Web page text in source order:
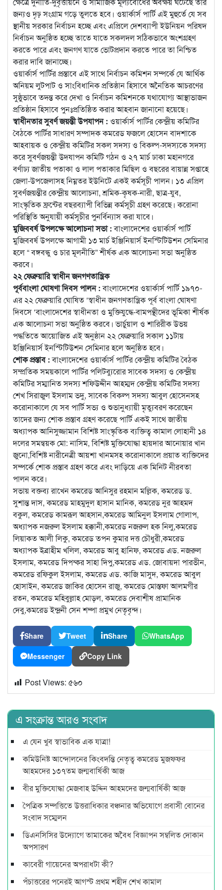
জন্যও দৃঢ় সংগ্রাম গড়ে তুলতে হবে। ওয়ার্কার্স পার্টি এই মুহুর্তে যে সব
স্থানীয় সরকার নির্বাচন হচ্ছে এবং এপ্রিলে দেশব্যাপী ইউনিয়ন পরিষদ
নির্বাচন অনুষ্ঠিত হচ্ছে তাতে যাতে সকলদল সঠিকভাবে অংশগ্রহণ
করতে পারে এবং জনগণ যাতে ভোটপ্রদান করতে পারে তা নিশ্চিত
করার দাবি জানাচ্ছে।
ওয়ার্কার্স পার্টির প্রস্তাবে এই সাথে নির্বাচন কমিশন সম্পর্কে যে আর্থিক
অনিয়ম লুটপাট ও সাংবিধানিক প্রতিষ্ঠান হিসাবে অনৈতিক আচরণের
সুষ্ঠুভাবে তদন্ত করে দেখা ও নির্বাচন কমিশনকে যথাযোগ্য আস্থাভাজন
প্রতিষ্ঠান হিসাবে পুনঃপ্রতিষ্ঠিত করার আহবান জানানো হয়েছে।
স্বাধীনতার সুবর্ণ জয়ন্তী উপযাপন : ওয়ার্কার্স পার্টির কেন্দ্রীয় কমিটির
বৈঠকে পার্টির সাধারণ সম্পাদক কমরেড ফজলে হোসেন বাদশাকে
আহবায়ক ও কেন্দ্রীয় কমিটির সকল সদস্য ও বিকল্প-সদস্যকে সদস্য
করে সুবর্ণজয়ন্তী উদযাপন কমিটি গঠন ও ২৭ মার্চ ঢাকা মহানগরে
বর্ণাঢ্য জাতীয় পতাকা ও লাল পতাকার মিছিল ও বছরের বায়ান্ন সপ্তাহে
জেলা-উপজেলাসহ নিম্নতর ইউনিটে একই কর্মসূচী পালন। ১৩ এপ্রিল
সুবর্ণজয়ন্তীর কেন্দ্রীয় আলোচনা, শ্রমিক-কৃষক-নারী, ছাত্র-যুব,
সাংস্কৃতিক ফ্রন্টের বছরব্যাপী বিভিন্ন কর্মসূচী গ্রহণ করেছে। করোনা
পরিস্থিতি অনুযায়ী কর্মসূচীর পুনর্বিন্যাস করা যাবে।
মুজিববর্ষ উপলক্ষে আলোচনা সভা :বাংলাদেশের ওয়ার্কার্স পার্টি
মুজিববর্ষ উপলক্ষে আগামী ১৩ মার্চ ইঞ্জিনিয়ার্স ইনস্টিটিউশন সেমিনার
হলে “ বঙ্গবন্ধু ও চার মূলনীতি” শীর্ষক এক আলোচনা সভা অনুষ্ঠিত
করবে।
২২ ফেব্রুয়ারি স্বাধীন জনগণতান্ত্রিক
পূর্ববাংলা ঘোষণা দিবস পালন :বাংলাদেশের ওয়ার্কার্স পার্টি ১৯৭০-
এর ২২ ফেব্রুয়ারি ঘোষিত ‘স্বাধীন জনগণতান্ত্রিক পূর্ব বাংলা ঘোষণা
দিবসে ‘বাংলাদেশের স্বাধীনতা ও মুক্তিযুদ্ধে-বামপন্থীদের ভূমিকা শীর্ষক
এক আলোচনা সভা অনুষ্ঠিত করবে। ভার্চুয়াল ও শারিরীক উভয়
পদ্ধতিতে আয়োজিত এই অনুষ্ঠান ২২ ফেব্রুয়ারি সকাল ১১টায়
ইঞ্জিনিয়ার্স ইনস্টিটিউশন সেমিনার হলে অনুষ্ঠিত হবে।
শোক প্রস্তাব :বাংলাদেশের ওয়ার্কার্স পার্টির কেন্দ্রীয় কমিটির বৈঠক
সম্প্রতিক সময়কালে পার্টির পলিটব্যুরোর সাবেক সদস্য ও কেন্দ্রীয়
কমিটির সম্মানিত সদস্য শফিউদ্দীন আহম্মদ কেন্দ্রীয় কমিটির সদস্য
শেখ সিরাজুল ইসলাম ভদু, সাবেক বিকল্প সদস্য আবুল হোসেনসহ
করোনাকালে যে সব পার্টি সভ্য ও শুভানুধ্যায়ী মৃত্যুবরণ করেছেন
তাদের জন্য শোক প্রস্তাব গ্রহণ করেছে পার্টি একই সাথে জাতীয়
অধ্যাপক আনিসুজ্জামান বিশিষ্ট সাংস্কৃতিক ব্যক্তিত্ব কামাল লোহানী ১৪
দলের সমন্বয়ক মো: নাসিম, বিশিষ্ট মুক্তিযোদ্ধা হায়দার আনোয়ার খান
জুনো,বিশিষ্ট নারীনেত্রী আয়শা খানমসহ করোনাকালে প্রয়াত ব্যক্তিদের
সম্পর্কে শোক প্রস্তাব গ্রহণ করে এবং দাড়িয়ে এক মিনিট নীরবতা
পালন করে।
সভায় বক্তব্য রাখেন কমরেড আনিসুর রহমান মল্লিক, কমরেড ড.
সুশান্ত দাস, কমরেড মাহমুদুল হাসান মানিক, কমরেড নুর আহমদ
বকুল, কমরেড কামরূল আহসান,কমরেড আমিনুল ইসলাম গোলাপ,
অধ্যাপক নজরুল ইসলাম হক্কানী,কমরেড নজরুল হক নিলু,কমরেড
লিয়াকত আলী লিকু, কমরেড তপন কুমার দত্ত চৌধুরী,কমরেড
অধ্যাপক ইব্রাহীম খলিল, কমরেড আবু হানিফ, কমরেড এড. নজরুল
ইসলাম, কমরেড দিপন্কর সাহা দিপু,কমরেড এড. জোবায়দা পারভীন,
কমরেড রফিকুল ইসলাম, কমরেড এড. কাজি মাসুদ, কমরেড আবুল
হোসাইন, কমরেড জাকির হোসেন রাজু, কমরেড মোস্তফা আলমগীর
রতন, কমরেড মহিবুল্লাহ মোড়ল, কমরেড দেবাশীষ প্রামানিক
দেবু,কমরেড ইন্দ্রনী সেন শম্পা প্রমুখ নেতৃবৃন্দ।
Share Tweet Share WhatsApp
Messenger Copy Link
Post Views: ৫৬০
এ সংক্রান্ত আরও সংবাদ
এ যেন খুব স্বাভাবিক এক যাত্রা!
কমিউনিষ্ট আন্দোলনের কিংবদন্তি নেতৃত্ব কমরেড মুজফ্ফর
আহমদের ১৩৭তম জন্মবার্ষিকী আজ
বীর মুক্তিযোদ্ধা মেজবাহ উদ্দিন আহমদের জন্মবার্ষিকী আজ
পৈত্রিক সম্পত্তিতে উত্তরাধিকার বঞ্চনার অভিযোগে প্রবাসী বোনের
সংবাদ সম্মেলন
ডিএনসিসির উদ্যোগে তামাকের অবৈধ বিজ্ঞাপন সম্বলিত দোকান
অপসারণ
কাবেরী গায়েনের অপরাধটা কী?
পঁচাত্তরের পনেরই আগস্ট প্রথম শহীদ শেখ কামাল